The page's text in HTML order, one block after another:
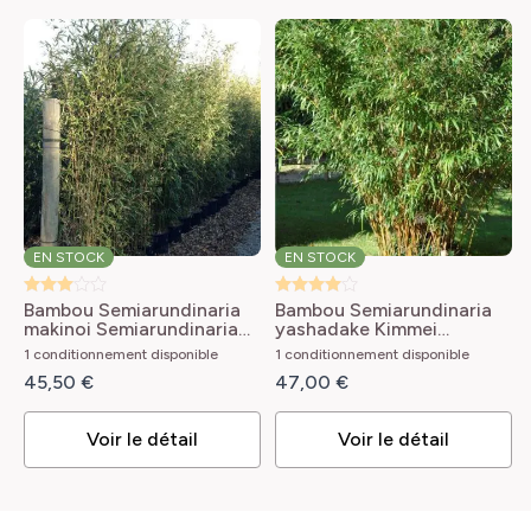
adulte: 5 à 9 m - Catégorie : Moyens. Ø des chaumes : 30
à 70 mm
Non parfumée
TYPE DE PORT
Arbustif, Érigé
RÉF
5880022
FACILITÉ DE CULTURE
Facile à réussir
HAUTEUR
7 m
INTÉRÊT DÉCORATIF
Feuillage décoratif, Feuillage persistant, Port
architectural
LARGEUR ADULTE
2 m
TYPE DE SOL
EN STOCK
Bambou Semiarundinaria
makinoi Semiarundinaria
makinoi
1 conditionnement disponible
45,50 €
Voir le détail
EN STOCK
Bambou Semiarundinaria
yashadake Kimmei
Semiarundinaria
yashadake Kimmei
1 conditionnement disponible
47,00 €
Voir le détail